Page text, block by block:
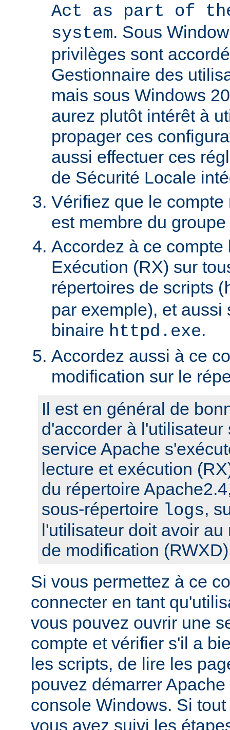
Act as part of
system. Sous
privilèges sont
Gestionnaire des
mais sous Windows
aurez plutôt intérêt à
propager ces
aussi effectuer ces
de Sécurité Locale
Vérifiez que le
est membre du
Accordez à ce
Exécution (RX) sur
répertoires de scripts (
par exemple), et aussi
binaire httpd.exe.
Accordez aussi à ce
modification sur le
Il est en général de
d'accorder à
service Apache
lecture et exécution
du répertoire
sous-répertoire logs,
l'utilisateur doit avoir
de modification
Si vous permettez à ce
connecter en tant
vous pouvez ouvrir une
compte et vérifier s'il a
les scripts, de lire les
pouvez démarrer
console Windows. Si
vous avez suivi les